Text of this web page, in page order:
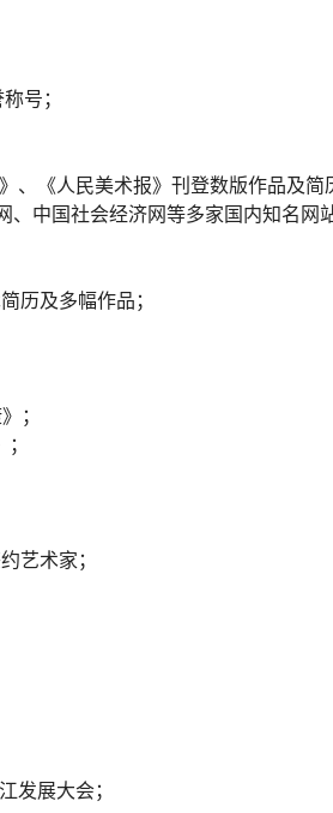
号；
《人民美术报》刊登数版作品及简
、中国社会经济网等多家国内知名网
历及多幅作品；
；
艺术家；
发展大会；